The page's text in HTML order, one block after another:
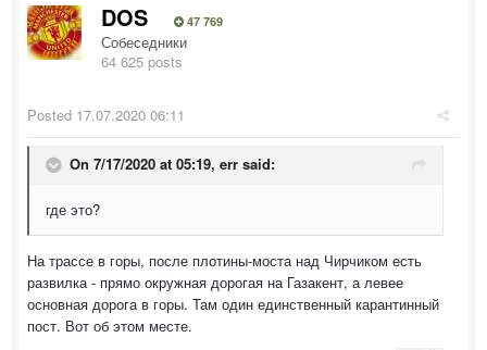
DOS 47 769
Собеседники
64 625 posts
Posted 17.07.2020 06:11
On 7/17/2020 at 05:19, err said:
где это?
На трассе в горы, после плотины-моста над Чирчиком есть
развилка - прямо окружная дорогая на Газакент, а левее
основная дорога в горы. Там один единственный карантинный
пост. Вот об этом месте.